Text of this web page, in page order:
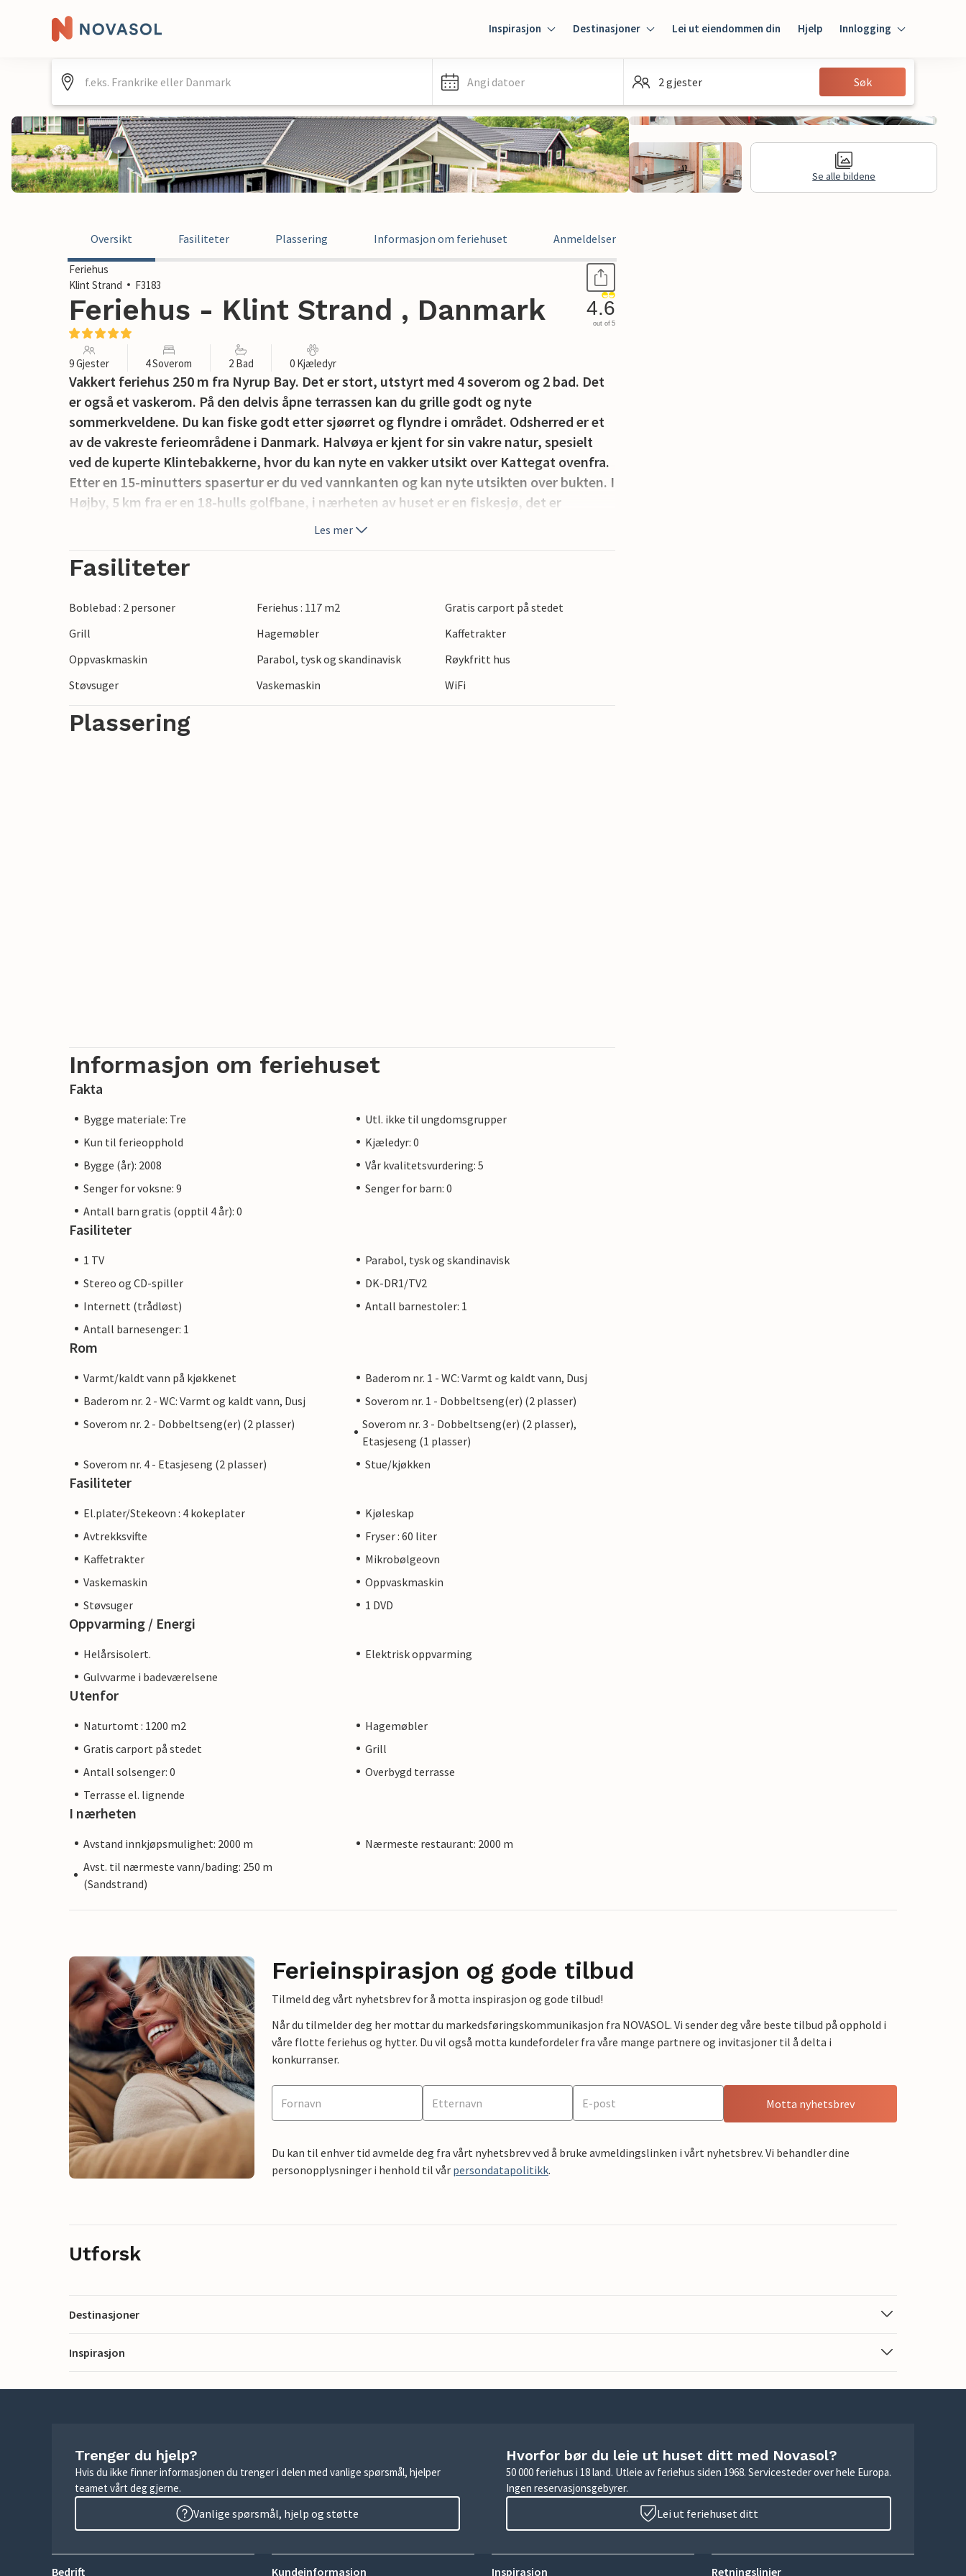
Inspirasjon Destinasjoner Lei ut eiendommen din Hjelp Innlogging
Innlogging
Gjest
Angi datoer 2 gjester Søk
Se alle bildene
Oversikt Fasiliteter Plassering Informasjon om feriehuset Anmeldelser
Feriehus
Klint Strand
F3183
Feriehus - Klint Strand , Danmark 4.6
out of 5
9 Gjester 4 Soverom 2 Bad 0 Kjæledyr
Vakkert feriehus 250 m fra Nyrup Bay. Det er stort, utstyrt med 4 soverom og 2 bad. Det
er også et vaskerom. På den delvis åpne terrassen kan du grille godt og nyte
sommerkveldene. Du kan fiske godt etter sjøørret og flyndre i området. Odsherred er et
av de vakreste ferieområdene i Danmark. Halvøya er kjent for sin vakre natur, spesielt
ved de kuperte Klintebakkerne, hvor du kan nyte en vakker utsikt over Kattegat ovenfra.
Etter en 15-minutters spasertur er du ved vannkanten og kan nyte utsikten over bukten. I
Højby, 5 km fra er en 18-hulls golfbane, i nærheten av huset er en fiskesjø, det er
gallerier, håndverkere og middelalderslottet Dragsholm. Det sies å være hjemsøkt av et
der enten i gågaten eller i kjøpesenteret. I byen ligger også Sommerland, en
det et fiskerøkeri, og herfra går fergen til Hundested, hvorfra du raskt kommer til
Les mer
Fasiliteter
Boblebad : 2 personer Feriehus : 117 m2
Gratis carport på stedet
Grill
Hagemøbler
Kaffetrakter
Oppvaskmaskin
Parabol, tysk og skandinavisk
Røykfritt hus
Støvsuger
Vaskemaskin WiFi
Plassering
Informasjon om feriehuset
Fakta
Bygge materiale: Tre
Utl. ikke til ungdomsgrupper
Kun til ferieopphold
Kjæledyr: 0
Bygge (år): 2008
Vår kvalitetsvurdering: 5
Senger for voksne: 9
Senger for barn: 0
Antall barn gratis (opptil 4 år): 0
Fasiliteter
1 TV
Parabol, tysk og skandinavisk
Stereo og CD-spiller
DK-DR1/TV2
Internett (trådløst)
Antall barnestoler: 1
Antall barnesenger: 1
Rom
Varmt/kaldt vann på kjøkkenet
Baderom nr. 1 - WC: Varmt og kaldt vann, Dusj
Baderom nr. 2 - WC: Varmt og kaldt vann, Dusj
Soverom nr. 1 - Dobbeltseng(er) (2 plasser)
Soverom nr. 2 - Dobbeltseng(er) (2 plasser)
Soverom nr. 3 - Dobbeltseng(er) (2 plasser),
Etasjeseng (1 plasser)
Soverom nr. 4 - Etasjeseng (2 plasser)
Stue/kjøkken
Fasiliteter
El.plater/Stekeovn : 4 kokeplater
Kjøleskap
Avtrekksvifte
Fryser : 60 liter
Kaffetrakter
Mikrobølgeovn
Vaskemaskin
Oppvaskmaskin
Støvsuger
1 DVD
Oppvarming / Energi
Helårsisolert.
Elektrisk oppvarming
Gulvvarme i badeværelsene
Utenfor
Naturtomt : 1200 m2
Hagemøbler
Gratis carport på stedet
Grill
Antall solsenger: 0
Overbygd terrasse
Terrasse el. lignende
I nærheten
Avstand innkjøpsmulighet: 2000 m
Nærmeste restaurant: 2000 m
Avst. til nærmeste vann/bading: 250 m
(Sandstrand)
Ferieinspirasjon og gode tilbud
Tilmeld deg vårt nyhetsbrev for å motta inspirasjon og gode tilbud!
Når du tilmelder deg her mottar du markedsføringskommunikasjon fra NOVASOL. Vi sender deg våre beste tilbud på opphold i
våre flotte feriehus og hytter. Du vil også motta kundefordeler fra våre mange partnere og invitasjoner til å delta i
konkurranser.
Motta nyhetsbrev
Du kan til enhver tid avmelde deg fra vårt nyhetsbrev ved å bruke avmeldingslinken i vårt nyhetsbrev. Vi behandler dine
personopplysninger i henhold til vår persondatapolitikk.
Utforsk
Destinasjoner
Inspirasjon
Trenger du hjelp?
Hvis du ikke finner informasjonen du trenger i delen med vanlige spørsmål, hjelper
teamet vårt deg gjerne.
Vanlige spørsmål, hjelp og støtte
Hvorfor bør du leie ut huset ditt med Novasol?
50 000 feriehus i 18 land. Utleie av feriehus siden 1968. Servicesteder over hele Europa.
Ingen reservasjonsgebyrer.
Lei ut feriehuset ditt
Bedrift Kundeinformasjon Inspirasjon Retningslinjer